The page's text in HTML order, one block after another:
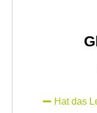
Hat das